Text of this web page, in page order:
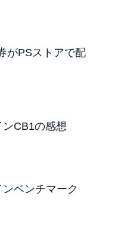
がPSストアで配
ンCB1の感想
ベンチマーク